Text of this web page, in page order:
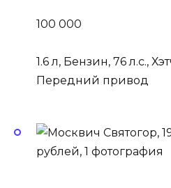
100 000
1.6 л, Бензин, 76 л.с.,
Передний привод